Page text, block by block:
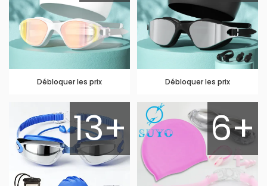
Débloquer les prix Débloquer les prix
13+ 6+